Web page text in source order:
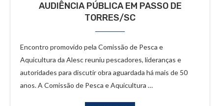
AUDIÊNCIA PÚBLICA EM PASSO DE
TORRES/SC
Encontro promovido pela Comissão de Pesca e
Aquicultura da Alesc reuniu pescadores, lideranças e
autoridades para discutir obra aguardada há mais de 50
anos. A Comissão de Pesca e Aquicultura …